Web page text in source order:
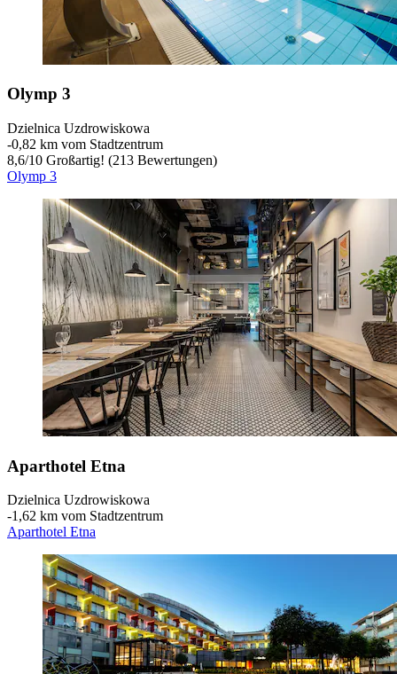
Olymp 3
Dzielnica Uzdrowiskowa
‐0,82 km vom Stadtzentrum
8,6/10 Großartig! (213 Bewertungen)
Olymp 3
Aparthotel Etna
Dzielnica Uzdrowiskowa
‐1,62 km vom Stadtzentrum
Aparthotel Etna